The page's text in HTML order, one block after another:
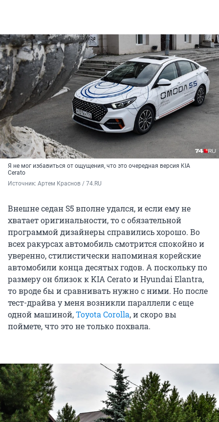
Я не мог избавиться от ощущения, что это очередная версия KIA
Cerato
Источник: Артем Краснов / 74.RU
Внешне седан S5 вполне удался, и если ему не
хватает оригинальности, то с обязательной
программой дизайнеры справились хорошо. Во
всех ракурсах автомобиль смотрится спокойно и
уверенно, стилистически напоминая корейские
автомобили конца десятых годов. А поскольку по
размеру он близок к KIA Cerato и Hyundai Elantra,
то вроде бы и сравнивать нужно с ними. Но после
тест-драйва у меня возникли параллели с еще
одной машиной,Toyota Corolla, и скоро вы
поймете, что это не только похвала.